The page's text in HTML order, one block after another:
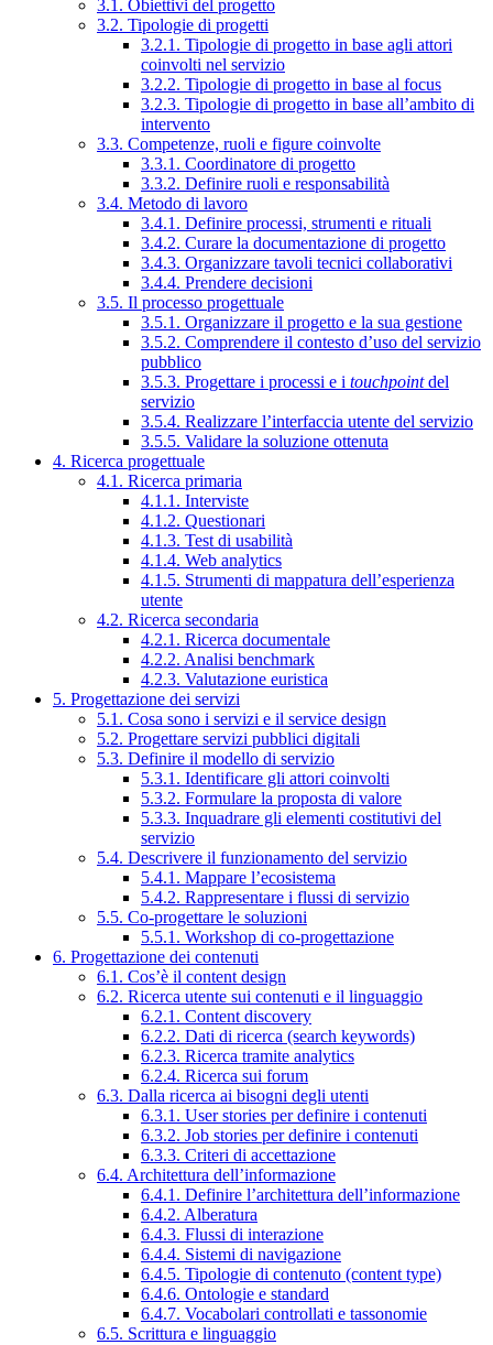
3.1. Obiettivi del progetto
3.2. Tipologie di progetti
3.2.1. Tipologie di progetto in base agli attori
coinvolti nel servizio
3.2.2. Tipologie di progetto in base al focus
3.2.3. Tipologie di progetto in base all’ambito di
intervento
3.3. Competenze, ruoli e figure coinvolte
3.3.1. Coordinatore di progetto
3.3.2. Definire ruoli e responsabilità
3.4. Metodo di lavoro
3.4.1. Definire processi, strumenti e rituali
3.4.2. Curare la documentazione di progetto
3.4.3. Organizzare tavoli tecnici collaborativi
3.4.4. Prendere decisioni
3.5. Il processo progettuale
3.5.1. Organizzare il progetto e la sua gestione
3.5.2. Comprendere il contesto d’uso del servizio
pubblico
3.5.3. Progettare i processi e i touchpointdel
servizio
3.5.4. Realizzare l’interfaccia utente del servizio
3.5.5. Validare la soluzione ottenuta
4. Ricerca progettuale
4.1. Ricerca primaria
4.1.1. Interviste
4.1.2. Questionari
4.1.3. Test di usabilità
4.1.4. Web analytics
4.1.5. Strumenti di mappatura dell’esperienza
utente
4.2. Ricerca secondaria
4.2.1. Ricerca documentale
4.2.2. Analisi benchmark
4.2.3. Valutazione euristica
5. Progettazione dei servizi
5.1. Cosa sono i servizi e il service design
5.2. Progettare servizi pubblici digitali
5.3. Definire il modello di servizio
5.3.1. Identificare gli attori coinvolti
5.3.2. Formulare la proposta di valore
5.3.3. Inquadrare gli elementi costitutivi del
servizio
5.4. Descrivere il funzionamento del servizio
5.4.1. Mappare l’ecosistema
5.4.2. Rappresentare i flussi di servizio
5.5. Co-progettare le soluzioni
5.5.1. Workshop di co-progettazione
6. Progettazione dei contenuti
6.1. Cos’è il content design
6.2. Ricerca utente sui contenuti e il linguaggio
6.2.1. Content discovery
6.2.2. Dati di ricerca (search keywords)
6.2.3. Ricerca tramite analytics
6.2.4. Ricerca sui forum
6.3. Dalla ricerca ai bisogni degli utenti
6.3.1. User stories per definire i contenuti
6.3.2. Job stories per definire i contenuti
6.3.3. Criteri di accettazione
6.4. Architettura dell’informazione
6.4.1. Definire l’architettura dell’informazione
6.4.2. Alberatura
6.4.3. Flussi di interazione
6.4.4. Sistemi di navigazione
6.4.5. Tipologie di contenuto (content type)
6.4.6. Ontologie e standard
6.4.7. Vocabolari controllati e tassonomie
6.5. Scrittura e linguaggio